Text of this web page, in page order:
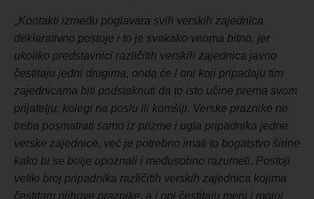
„Kontakti između poglavara svih verskih zajednica
deklarativno postoje i to je svakako veoma bitno, jer
ukoliko predstavnici različitih verskih zajednica javno
čestitaju jedni drugima, onda će i oni koji pripadaju tim
zajednicama biti podstaknuti da to isto učine prema svom
prijatelju, kolegi na poslu ili komšiji. Verske praznike ne
treba posmatrati samo iz prizme i ugla pripadnika jedne
verske zajednice, već je potrebno imati to bogatstvo širine
kako bi se bolje upoznali i međusobno razumeli. Postoji
veliki broj pripadnika različitih verskih zajednica kojima
čestitam njihove praznike, a i oni čestitaju meni i mojoj